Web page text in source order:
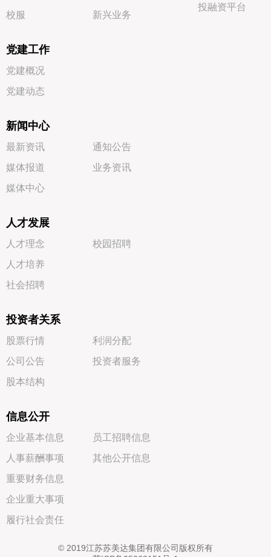
校服
新兴业务
投融资平台
党建工作
党建概况
党建动态
新闻中心
最新资讯
媒体报道
媒体中心
通知公告
业务资讯
人才发展
人才理念
人才培养
社会招聘
校园招聘
投资者关系
股票行情
公司公告
股本结构
利润分配
投资者服务
信息公开
企业基本信息
人事薪酬事项
重要财务信息
企业重大事项
履行社会责任
员工招聘信息
其他公开信息
© 2019江苏苏美达集团有限公司版权所有